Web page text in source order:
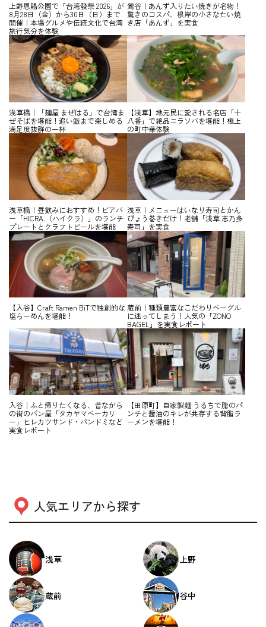
上野恩賜公園で「台湾發祭 2026」が
8月28日（金）から30日（日）まで
開催｜本場グルメや伝統文化で台湾
旅行気分を体験
鶯谷｜あんず入りたい焼きが名物！
驚きのコスパ、根岸の小さなたい焼
き店「あんず」を実食
浅草橋｜「麺屋 まぜはる」で台湾ま
ぜそばを堪能！追い飯まで楽しめる
満足度抜群の一杯
【浅草】地元民に愛される名店「十
八番」で絶品ニラソバを堪能！極上
の町中華体験
浅草橋｜昼飲みにおすすめ！ビアバ
ー「HICRA.（ハイクラ）」のランチ
プレートとクラフトビールを堪能
浅草｜メニューはいなり寿司とかん
ぴょう巻きだけ！老舗「浅草 志乃多
寿司」を実食
【入谷】Craft Ramen BiTで独創的な
塩らーめんを堪能！
蔵前｜種類豊富なこだわりベーグル
に迷ってしまう！人気の「ZONO
BAGEL」を実食レポート
入谷｜ふと帰りたくなる、昔ながら
の街のパン屋「タカヤマベーカリ
ー」ヒレカツサンド・パンドミなど
実食レポート
【田原町】自家製麺 うるちで脂のパ
ンチと醤油のキレが共存する背脂ラ
ーメンを堪能！
人気エリアから探す
浅草 上野
蔵前 谷中